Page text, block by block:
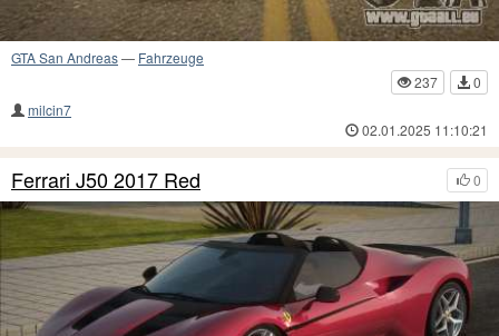
GTA San Andreas— Fahrzeuge
237
0
milcin7
02.01.2025 11:10:21
0
Ferrari J50 2017 Red